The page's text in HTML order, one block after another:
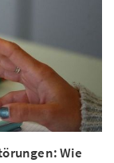
Wie